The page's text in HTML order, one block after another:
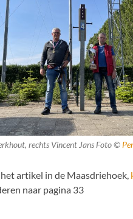
rechts Vincent Jans Foto ©
artikel in de Maasdriehoek,
naar pagina 33